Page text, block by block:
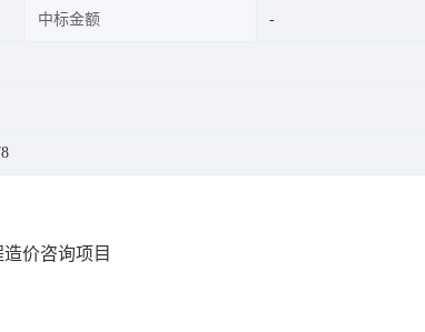
中标金额
价咨询项目